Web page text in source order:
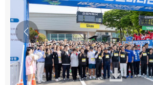
원본 받기
원본 받기
원본 받기
원본 받기